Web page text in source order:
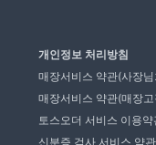
개인정보 처리방침
매장서비스 약관(사장
매장서비스 약관(매장고
토스오더 서비스 이용약
신분증 검사 서비스 약관